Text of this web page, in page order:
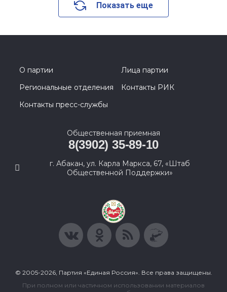
Показать еще
О партии
Лица партии
Региональные отделения
Контакты РИК
Контакты пресс-службы
Общественная приемная
8(3902) 35-89-10
г. Абакан, ул. Карла Маркса, 67, «Штаб
Общественной Поддержки»
© 2005-2026, Партия «Единая Россия». Все права защищены.
При полном или частичном использовании материалов